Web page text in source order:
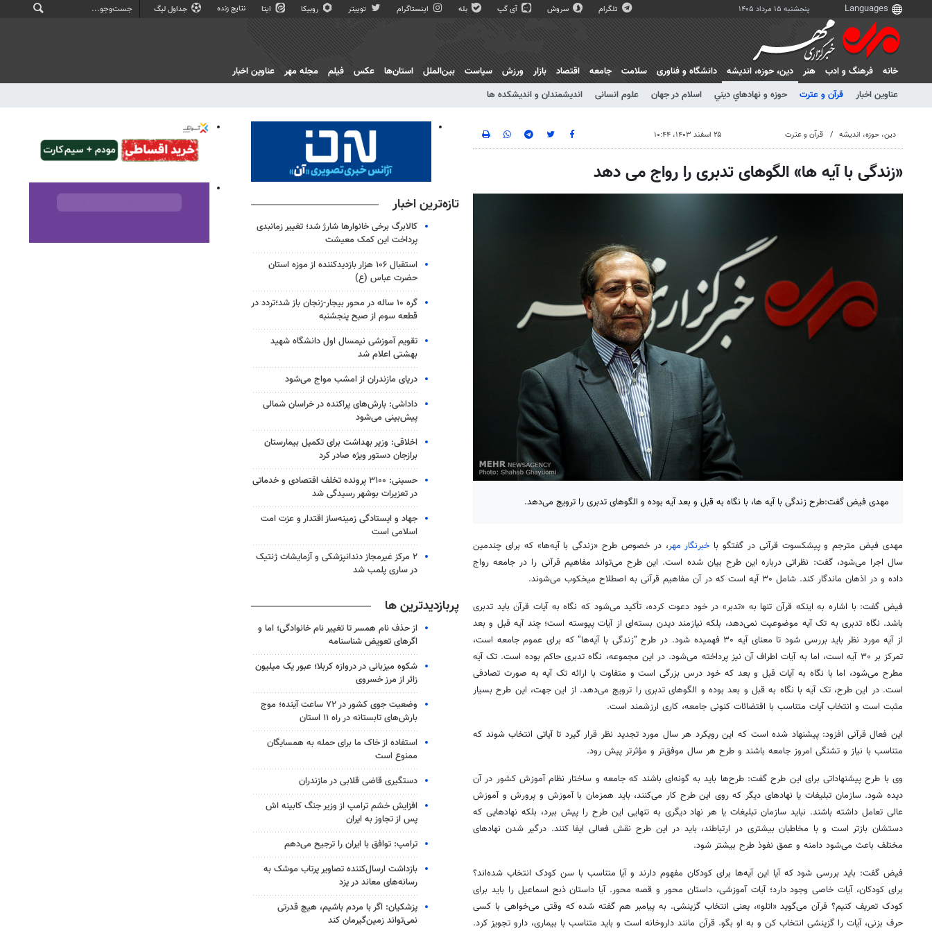
پنجشنبه ۱۵ مرداد ۱۴۰۵ تلگرام سروش آی گپ بله اینستاگرام توییتر روبیکا ایتا نتایج زنده جداول لیگ
خانه فرهنگ و ادب هنر
دين، حوزه، انديشه
عناوین اخبار
قرآن و عترت حوزه و نهادهاي ديني اسلام در جهان علوم انسانی اندیشمندان و اندیشکده ها
دانشگاه و فناوری سلامت جامعه اقتصاد بازار ورزش سیاست بین‌الملل استان‌ها عکس فیلم مجله مهر عناوین اخبار
دين، حوزه، انديشه قرآن و عترت ۲۵ اسفند ۱۴۰۳، ۱۰:۴۴
«زندگی با آیه ها» الگوهای تدبری را رواج می دهد
مهدی فیض گفت:طرح زندگی با آیه ها، با نگاه به قبل و بعد آیه بوده و الگوهای تدبری را ترویج می‌دهد.
مهدی فیض مترجم و پیشکسوت قرآنی در گفتگو با خبرنگار مهر، در خصوص طرح «زندگی با آیه‌ها» که برای چندمین
سال اجرا می‌شود، گفت: نظراتی درباره این طرح بیان شده است. این طرح می‌تواند مفاهیم قرآنی را در جامعه رواج
داده و در اذهان ماندگار کند. شامل ۳۰ آیه است که در آن مفاهیم قرآنی به اصطلاح میخکوب می‌شوند.
فیض گفت: با اشاره به اینکه قرآن تنها به «تدبر» در خود دعوت کرده، تأکید می‌شود که نگاه به آیات قرآن باید تدبری
باشد. نگاه تدبری به تک آیه موضوعیت نمی‌دهد، بلکه نیازمند دیدن بسته‌ای از آیات پیوسته است؛ چند آیه قبل و بعد
از آیه مورد نظر باید بررسی شود تا معنای آیه ۳۰ فهمیده شود. در طرح “زندگی با آیه‌ها” که برای عموم جامعه است،
تمرکز بر ۳۰ آیه است، اما به آیات اطراف آن نیز پرداخته می‌شود. در این مجموعه، نگاه تدبری حاکم بوده است. تک آیه
مطرح می‌شود، اما با نگاه به آیات قبل و بعد که خود درس بزرگی است و متفاوت با ارائه تک آیه به صورت تصادفی
است. در این طرح، تک آیه با نگاه به قبل و بعد بوده و الگوهای تدبری را ترویج می‌دهد. از این جهت، این طرح بسیار
مثبت است و انتخاب آیات متناسب با اقتضائات کنونی جامعه، کاری ارزشمند است.
این فعال قرآنی افزود: پیشنهاد شده است که این رویکرد هر سال مورد تجدید نظر قرار گیرد تا آیاتی انتخاب شوند که
متناسب با نیاز و تشنگی امروز جامعه باشند و طرح هر سال موفق‌تر و مؤثرتر پیش رود.
وی با طرح پیشنهاداتی برای این طرح گفت: طرح‌ها باید به گونه‌ای باشند که جامعه و ساختار نظام آموزش کشور در آن
دیده شود. سازمان تبلیغات یا نهادهای دیگر که روی این طرح کار می‌کنند، باید همزمان با آموزش و پرورش و آموزش
عالی تعامل داشته باشند. نباید سازمان تبلیغات یا هر نهاد دیگری به تنهایی این طرح را پیش ببرد، بلکه نهادهایی که
دستشان بازتر است و با مخاطبان بیشتری در ارتباطند، باید در این طرح نقش فعالی ایفا کنند. درگیر شدن نهادهای
مختلف باعث می‌شود دامنه و عمق نفوذ طرح بیشتر شود.
فیض گفت: باید بررسی شود که آیا این آیه‌ها برای کودکان مفهوم دارند و آیا متناسب با سن کودک انتخاب شده‌اند؟
برای کودکان، آیات خاصی وجود دارد؛ آیات آموزشی، داستان محور و قصه محور. آیا داستان ذبح اسماعیل را باید برای
کودک تعریف کنیم؟ قرآن می‌گوید «اتلو»، یعنی انتخاب گزینشی. به پیامبر هم گفته شده که وقتی می‌خواهی با کسی
حرف بزنی، آیات را گزینشی انتخاب کن و به او بگو. قرآن مانند داروخانه است و باید متناسب با بیماری، دارو تجویز کرد.
تازه‌ترین اخبار
کالابرگ برخی خانوارها شارژ شد؛ تغییر زمانبدی
پرداخت این کمک معیشت
استقبال ۱۰۶ هزار بازدیدکننده از موزه استان
حضرت عباس (ع)
گره ۱۰ ساله در محور بیجار-زنجان باز شد؛تردد در
قطعه سوم از صبح پنجشنبه
تقویم آموزشی نیمسال اول دانشگاه شهید
بهشتی اعلام شد
دریای مازندران از امشب مواج می‌شود
داداشی: بارش‌های پراکنده در خراسان شمالی
پیش‌بینی می‌شود
اخلاقی: وزیر بهداشت برای تکمیل بیمارستان
برازجان دستور ویژه‌ صادر کرد
حسینی: ۳۱۰۰ پرونده تخلف اقتصادی و خدماتی
در تعزیرات بوشهر رسیدگی شد
جهاد و ایستادگی زمینه‌ساز اقتدار و عزت امت
اسلامی است
۲ مرکز غیرمجاز دندانپزشکی و آزمایشات ژنتیک
در ساری پلمب شد
پربازدیدترین ها
از حذف نام همسر تا تغییر نام خانوادگی؛ اما و
اگرهای تعویض شناسنامه
شکوه میزبانی در دروازه کربلا؛ عبور یک میلیون
زائر از مرز خسروی
وضعیت جوی کشور در ۷۲ ساعت آینده؛ موج
بارش‌های تابستانه در راه ۱۱ استان
استفاده از خاک ما برای حمله به همسایگان
ممنوع است
دستگیری قاضی قلابی در مازندران
افزایش خشم ترامپ از وزیر جنگ کابینه اش
پس از تجاوز به ایران
ترامپ: توافق با ایران را ترجیح می‌دهم
بازداشت ارسال‌کننده تصاویر پرتاب موشک به
رسانه‌های معاند در یزد
پزشکیان: اگر با مردم باشیم، هیچ قدرتی
نمی‌تواند زمین‌گیرمان کند